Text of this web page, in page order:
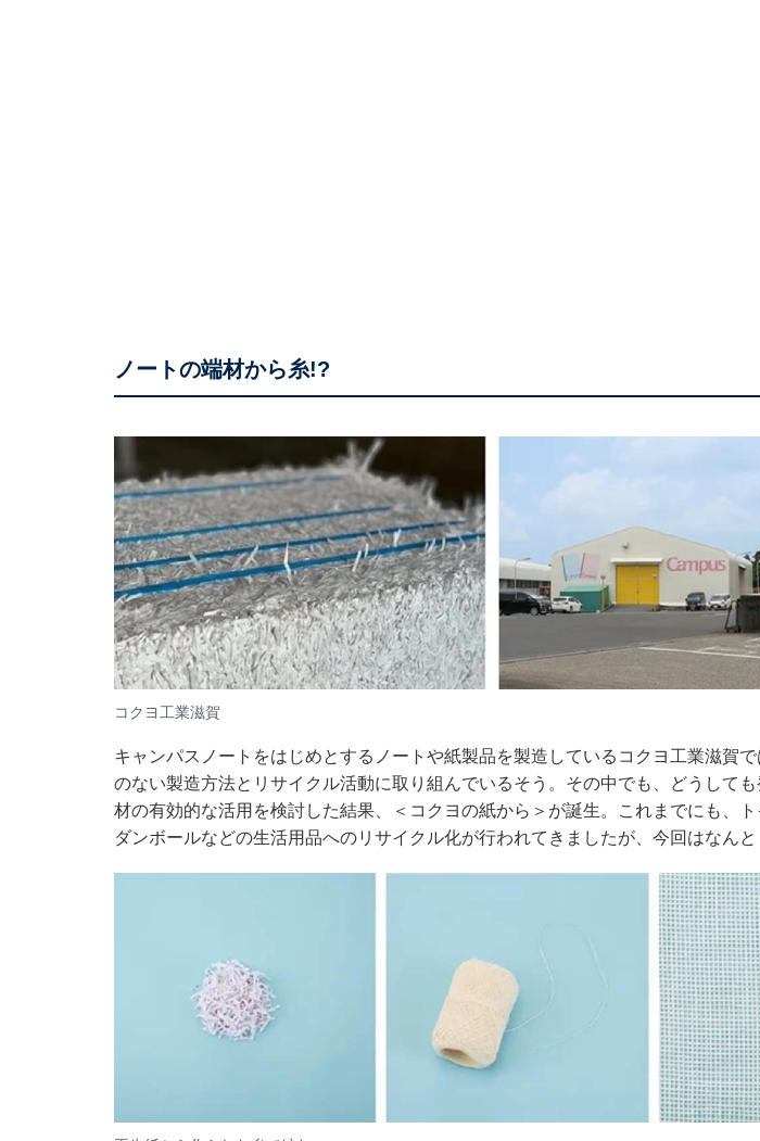
ノートの端材から糸!?
コクヨ工業滋賀
キャンパスノートをはじめとするノートや紙製品を製造しているコクヨ工業滋賀
のない製造方法とリサイクル活動に取り組んでいるそう。その中でも、どうして
材の有効的な活用を検討した結果、＜コクヨの紙から＞が誕生。これまでにも、
ダンボールなどの生活用品へのリサイクル化が行われてきましたが、今回はなんと